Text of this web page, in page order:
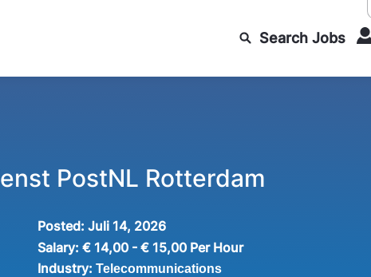
Search Jobs
PostNL Rotterdam
Posted: Juli 14, 2026
Salary: € 14,00 - € 15,00 Per Hour
Industry: Telecommunications